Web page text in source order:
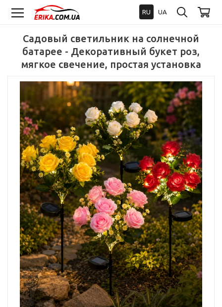
RU UA
Садовый светильник на солнечной
батарее - Декоративный букет роз,
мягкое свечение, простая установка